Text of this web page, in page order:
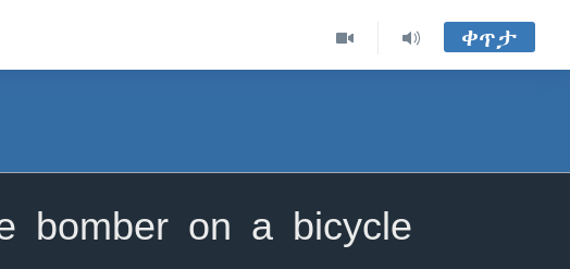
ቀጥታ
bomber on a bicycle